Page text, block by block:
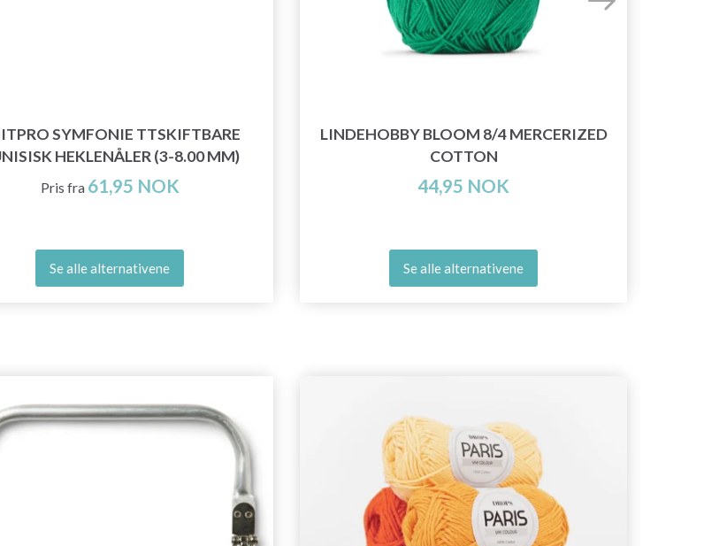
SYMFONIE TTSKIFTBARE
HEKLENÅLER (3-8.00 MM)
Pris fra 61,95 NOK
Se alle alternativene
LINDEHOBBY BLOOM 8/4 MERCERIZED
COTTON
44,95 NOK
Se alle alternativene